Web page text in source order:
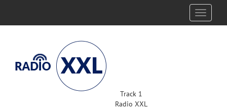
Toggle
Track 1
Radio XXL